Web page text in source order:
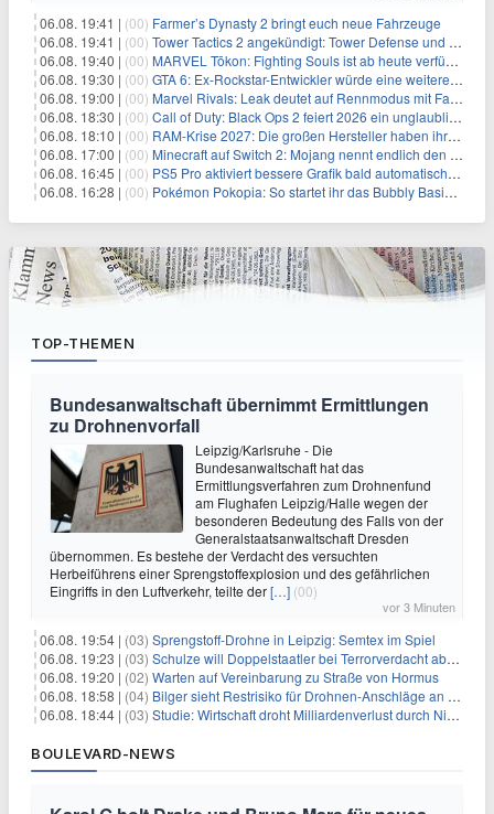
06.08. 19:41 | (00) Farmer’s Dynasty 2 bringt euch neue Fahrzeuge
06.08. 19:41 | (00) Tower Tactics 2 angekündigt: Tower Defense und Deckbuilding Kombo kehrt zurück
06.08. 19:40 | (00) MARVEL Tōkon: Fighting Souls ist ab heute verfügbar
06.08. 19:30 | (00) GTA 6: Ex-Rockstar-Entwickler würde eine weitere Verschiebung nicht überraschen
06.08. 19:00 | (00) Marvel Rivals: Leak deutet auf Rennmodus mit Fahrzeugen hin
06.08. 18:30 | (00) Call of Duty: Black Ops 2 feiert 2026 ein unglaubliches Comeback
06.08. 18:10 | (00) RAM-Krise 2027: Die großen Hersteller haben ihre Produktion offenbar schon verkauft
06.08. 17:00 | (00) Minecraft auf Switch 2: Mojang nennt endlich den Releasetermin
06.08. 16:45 | (00) PS5 Pro aktiviert bessere Grafik bald automatisch, aber das Update ist kleiner als gedacht
06.08. 16:28 | (00) Pokémon Pokopia: So startet ihr das Bubbly Basin-DLC
TOP-THEMEN
Bundesanwaltschaft übernimmt Ermittlungen
zu Drohnenvorfall
Leipzig/Karlsruhe - Die
Bundesanwaltschaft hat das
Ermittlungsverfahren zum Drohnenfund
am Flughafen Leipzig/Halle wegen der
besonderen Bedeutung des Falls von der
Generalstaatsanwaltschaft Dresden
übernommen. Es bestehe der Verdacht des versuchten
Herbeiführens einer Sprengstoffexplosion und des gefährlichen
Eingriffs in den Luftverkehr, teilte der[…] (00)
vor 3 Minuten
06.08. 19:54 | (03) Sprengstoff-Drohne in Leipzig: Semtex im Spiel
06.08. 19:23 | (03) Schulze will Doppelstaatler bei Terrorverdacht abschieben
06.08. 19:20 | (02) Warten auf Vereinbarung zu Straße von Hormus
06.08. 18:58 | (04) Bilger sieht Restrisiko für Drohnen-Anschläge an Flughäfen
06.08. 18:44 | (03) Studie: Wirtschaft droht Milliardenverlust durch Niedrigwasser
BOULEVARD-NEWS